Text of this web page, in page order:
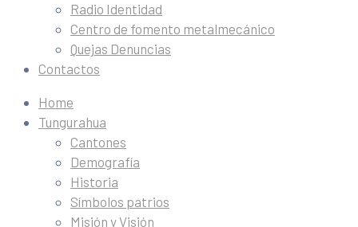
Radio Identidad
Centro de fomento metalmecánico
Quejas Denuncias
Contactos
Home
Tungurahua
Cantones
Demografía
Historia
Símbolos patrios
Misión y Visión